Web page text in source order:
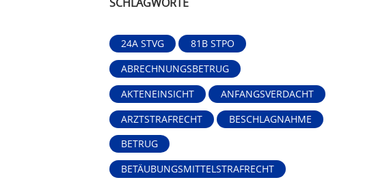
24A STVG
81B STPO
ABRECHNUNGSBETRUG
AKTENEINSICHT
ANFANGSVERDACHT
ARZTSTRAFRECHT
BESCHLAGNAHME
BETRUG
BETÄUBUNGSMITTELSTRAFRECHT